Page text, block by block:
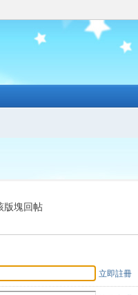
版塊回帖
立即註冊